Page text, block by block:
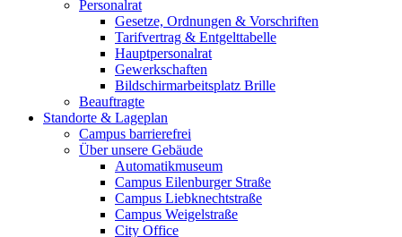
Personalrat
Gesetze, Ordnungen & Vorschriften
Tarifvertrag & Entgelttabelle
Hauptpersonalrat
Gewerkschaften
Bildschirmarbeitsplatz Brille
Beauftragte
Standorte & Lageplan
Campus barrierefrei
Über unsere Gebäude
Automatikmuseum
Campus Eilenburger Straße
Campus Liebknechtstraße
Campus Weigelstraße
City Office